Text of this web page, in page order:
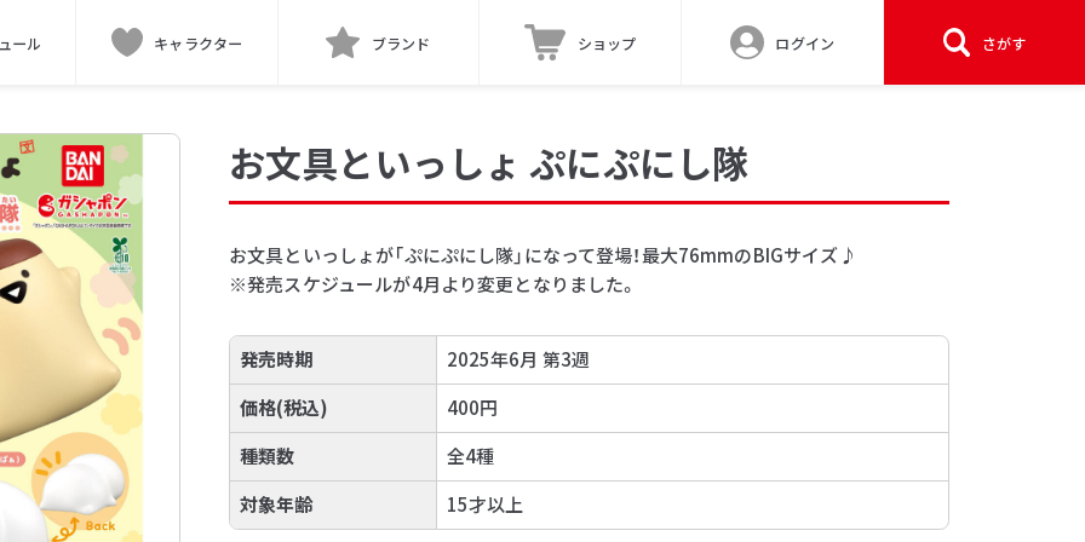
ール キャラクター ブランド ショップ ログイン さがす
お文具といっしょ ぷにぷにし隊
お文具といっしょが「ぷにぷにし隊」になって登場！最大76mmのBIGサイズ♪
※発売スケジュールが4月より変更となりました。
発売時期
2025年6月 第3週
価格(税込)
400円
種類数
全4種
対象年齢
15才以上